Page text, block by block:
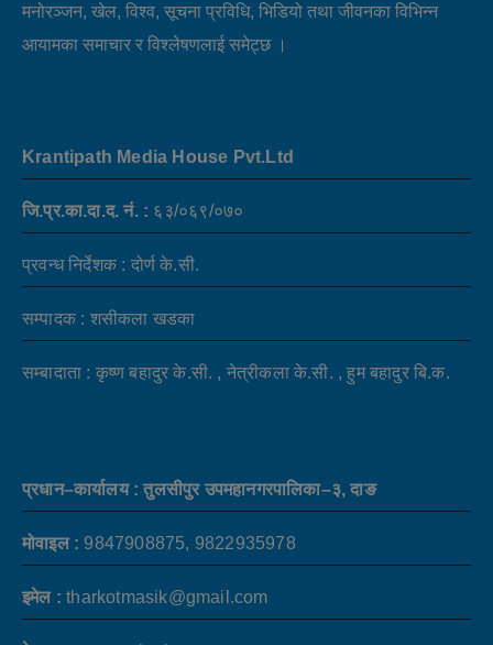
मनोरञ्जन, खेल, विश्व, सूचना प्रविधि, भिडियो तथा जीवनका विभिन्न
आयामका समाचार र विश्लेषणलाई समेट्छ ।
Krantipath Media House Pvt.Ltd
जि.प्र.का.दा.द. नं. : ६३/०६९/०७०
प्रवन्ध निर्देशक : दोर्ण के.सी.
सम्पादक : शसीकला खडका
सम्बादाता : कृष्ण बहादुर के.सी. , नेत्रीकला के.सी. , हुम बहादुर बि.क.
प्रधान–कार्यालय : तुलसीपुर उपमहानगरपालिका–३, दाङ
मोवाइल : 9847908875, 9822935978
इमेल :tharkotmasik@gmail.com